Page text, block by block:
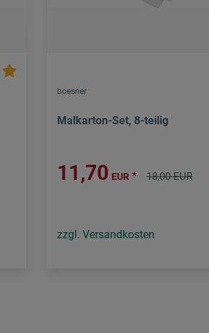
boesner
Malkarton-Set, 8-teilig
11,70 EUR * 18,00 EUR
zzgl. Versandkosten